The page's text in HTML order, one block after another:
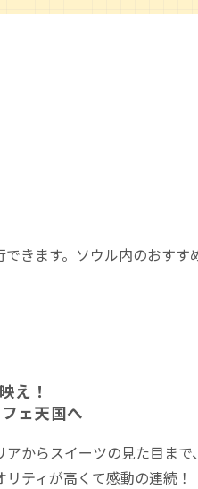
きます。ソウル内のおすす
え！
ェ天国へ
からスイーツの見た目まで
ティが高くて感動の連続！